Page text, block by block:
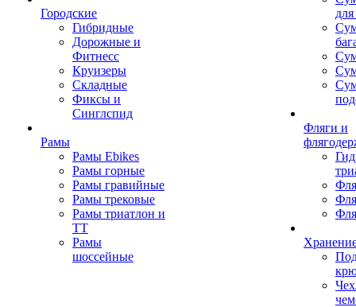
Городские
Гибридные
Дорожные и
Фитнесс
Круизеры
Складные
Фиксы и
Синглспид
Рамы
Рамы Ebikes
Рамы горные
Рамы гравийные
Рамы трековые
Рамы триатлон и
ТТ
Рамы
шоссейные
Фляги и